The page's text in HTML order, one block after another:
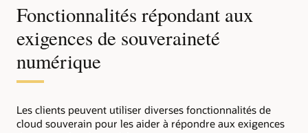
Fonctionnalités répondant aux
exigences de souveraineté
numérique
Les clients peuvent utiliser diverses fonctionnalités de
cloud souverain pour les aider à répondre aux exigences